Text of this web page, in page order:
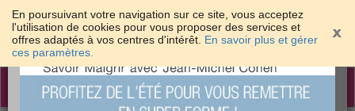
En poursuivant votre navigation sur ce site, vous acceptez
l'utilisation de cookies pour vous proposer des services et
offres adaptés à vos centres d'intérêt. En savoir plus et gérer
ces paramètres.
Toggle
×